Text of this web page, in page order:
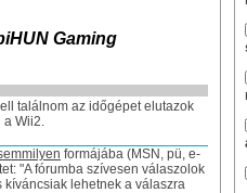
Gaming
találnom az időgépet elutazok
a Wii2.
formájába (MSN, pü, e-
"A fórumba szívesen válaszolok
kíváncsiak lehetnek a válaszra